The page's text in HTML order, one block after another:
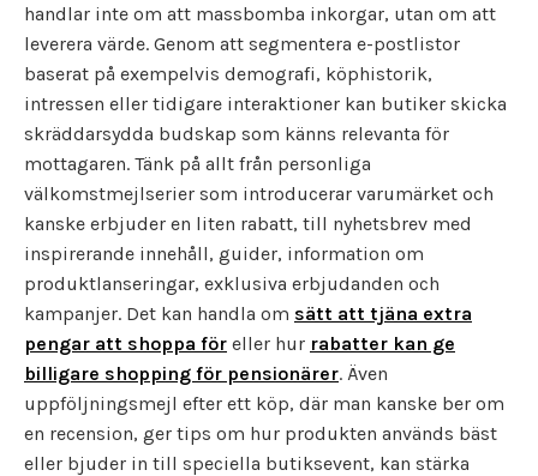
handlar inte om att massbomba inkorgar, utan om att
leverera värde. Genom att segmentera e-postlistor
baserat på exempelvis demografi, köphistorik,
intressen eller tidigare interaktioner kan butiker skicka
skräddarsydda budskap som känns relevanta för
mottagaren. Tänk på allt från personliga
välkomstmejlserier som introducerar varumärket och
kanske erbjuder en liten rabatt, till nyhetsbrev med
inspirerande innehåll, guider, information om
produktlanseringar, exklusiva erbjudanden och
kampanjer. Det kan handla om sätt att tjäna extra
pengar att shoppa för eller hur rabatter kan ge
billigare shopping för pensionärer. Även
uppföljningsmejl efter ett köp, där man kanske ber om
en recension, ger tips om hur produkten används bäst
eller bjuder in till speciella butiksevent, kan stärka